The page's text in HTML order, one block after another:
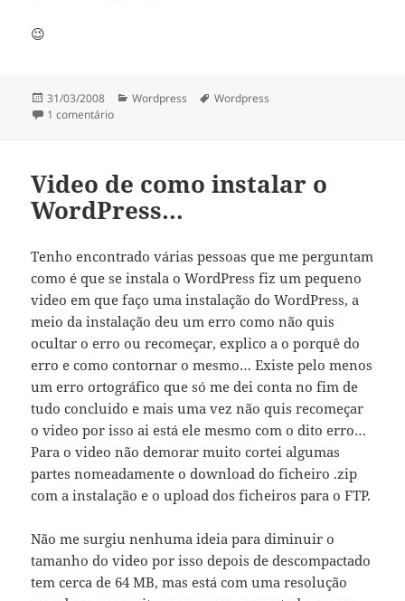
😉
Publicado
a
31/03/2008 Categorias
Wordpress Etiquetas
Wordpress
1 comentárioem Upgrade WordPress 2.5
Video de como instalar o
WordPress…
Tenho encontrado várias pessoas que me perguntam
como é que se instala o WordPress fiz um pequeno
video em que faço uma instalação do WordPress, a
meio da instalação deu um erro como não quis
ocultar o erro ou recomeçar, explico a o porquê do
erro e como contornar o mesmo… Existe pelo menos
um erro ortográfico que só me dei conta no fim de
tudo concluido e mais uma vez não quis recomeçar
o video por isso ai está ele mesmo com o dito erro…
Para o video não demorar muito cortei algumas
partes nomeadamente o download do ficheiro .zip
com a instalação e o upload dos ficheiros para o FTP.
Não me surgiu nenhuma ideia para diminuir o
tamanho do video por isso depois de descompactado
tem cerca de 64 MB, mas está com uma resolução